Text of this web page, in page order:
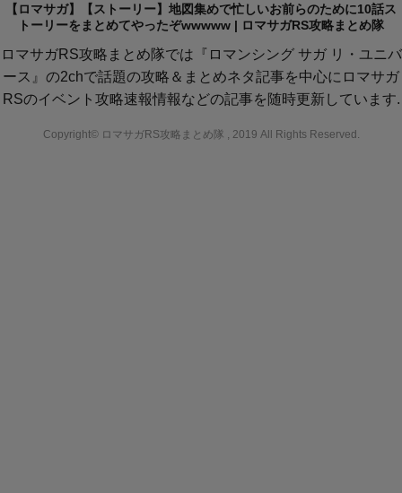
【ロマサガ】【ストーリー】地図集めで忙しいお前らのために10話ス
トーリーをまとめてやったぞwwwww | ロマサガRS攻略まとめ隊
ロマサガRS攻略まとめ隊では『ロマンシング サガ リ・ユニバ
ース』の2chで話題の攻略＆まとめネタ記事を中心にロマサガ
RSのイベント攻略速報情報などの記事を随時更新しています.
Copyright© ロマサガRS攻略まとめ隊 , 2019 All Rights Reserved.